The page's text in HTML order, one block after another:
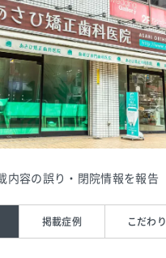
内容の誤り・閉院情報を報告
掲載症例 こだわり